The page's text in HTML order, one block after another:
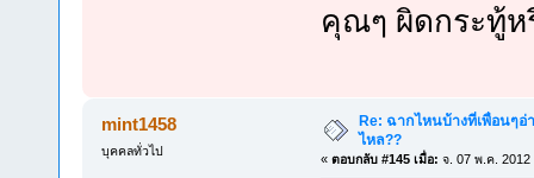
คุณๆ ผิดกระทู้ห
mint1458
บุคคลทั่วไป
Re: ฉากไหนบ้างที่เพื่อนๆ
ไหล??
« ตอบกลับ #145 เมื่อ: จ. 07 พ.ค. 2012